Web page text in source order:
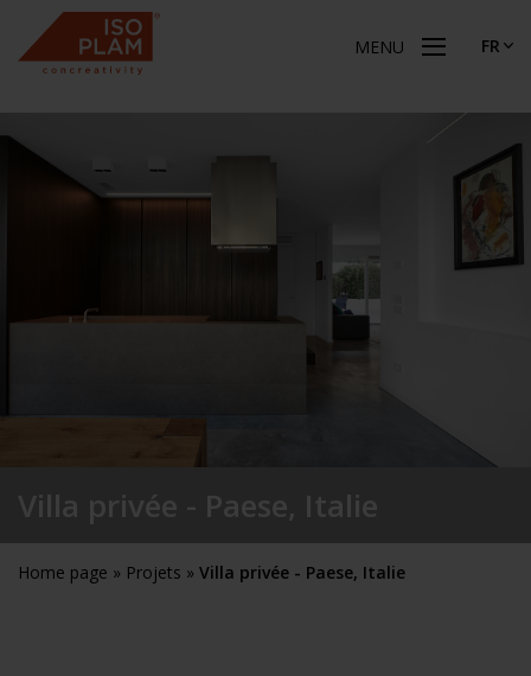
MENU FR
Villa privée - Paese, Italie
Home page » Projets » Villa privée - Paese, Italie